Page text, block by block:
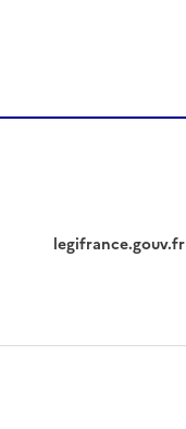
legifrance.gouv.fr